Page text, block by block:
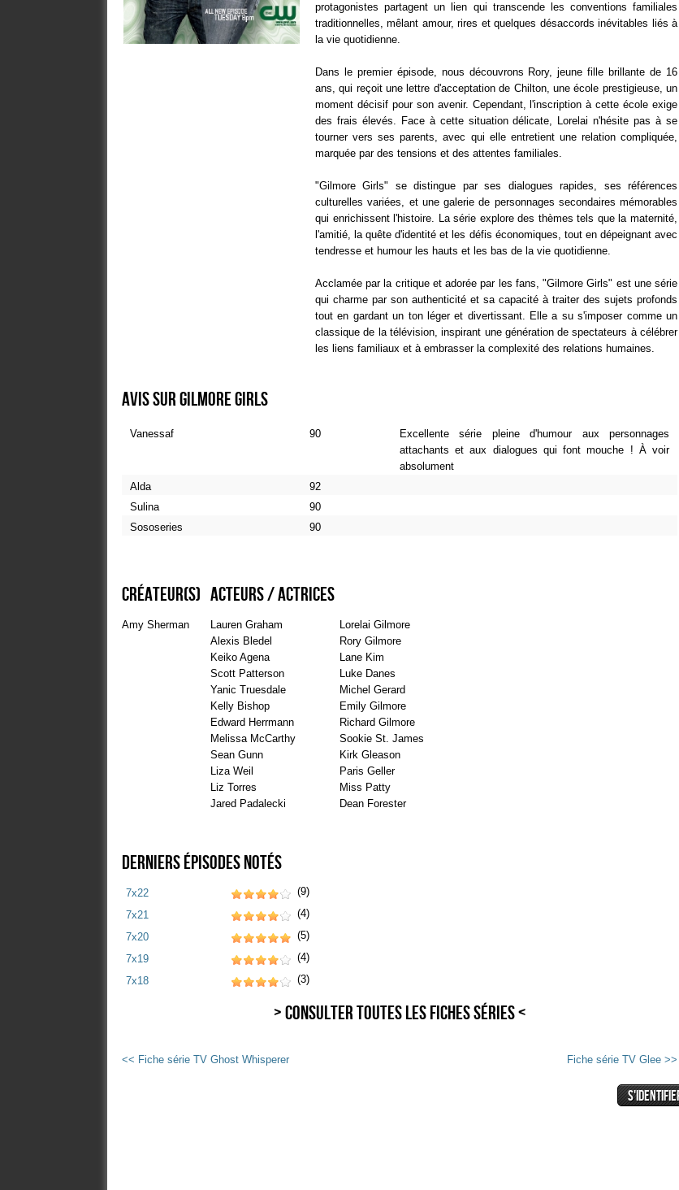
protagonistes partagent un lien qui transcende les conventions familiales
traditionnelles, mêlant amour, rires et quelques désaccords inévitables liés à
la vie quotidienne.
Dans le premier épisode, nous découvrons Rory, jeune fille brillante de 16
ans, qui reçoit une lettre d'acceptation de Chilton, une école prestigieuse, un
moment décisif pour son avenir. Cependant, l'inscription à cette école exige
des frais élevés. Face à cette situation délicate, Lorelai n'hésite pas à se
tourner vers ses parents, avec qui elle entretient une relation compliquée,
marquée par des tensions et des attentes familiales.
"Gilmore Girls" se distingue par ses dialogues rapides, ses références
culturelles variées, et une galerie de personnages secondaires mémorables
qui enrichissent l'histoire. La série explore des thèmes tels que la maternité,
l'amitié, la quête d'identité et les défis économiques, tout en dépeignant avec
tendresse et humour les hauts et les bas de la vie quotidienne.
Acclamée par la critique et adorée par les fans, "Gilmore Girls" est une série
qui charme par son authenticité et sa capacité à traiter des sujets profonds
tout en gardant un ton léger et divertissant. Elle a su s'imposer comme un
classique de la télévision, inspirant une génération de spectateurs à célébrer
les liens familiaux et à embrasser la complexité des relations humaines.
Avis sur Gilmore Girls
Vanessaf 90
Excellente série pleine d'humour aux personnages
attachants et aux dialogues qui font mouche ! À voir
absolument
Alda
92
Sulina
90
Sososeries
90
Créateur(s)
Amy Sherman
Acteurs / Actrices
Lauren Graham
Lorelai Gilmore
Alexis Bledel
Rory Gilmore
Keiko Agena
Lane Kim
Scott Patterson
Luke Danes
Yanic Truesdale
Michel Gerard
Kelly Bishop
Emily Gilmore
Edward Herrmann
Richard Gilmore
Melissa McCarthy
Sookie St. James
Sean Gunn
Kirk Gleason
Liza Weil
Paris Geller
Liz Torres
Miss Patty
Jared Padalecki
Dean Forester
Derniers épisodes notés
7x22
(9)
7x21
(4)
7x20
(5)
7x19
(4)
7x18
(3)
> Consulter toutes les fiches séries <
<< Fiche série TV Ghost Whisperer Fiche série TV Glee >>